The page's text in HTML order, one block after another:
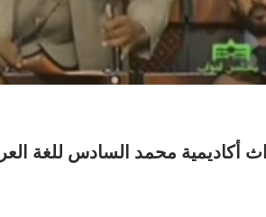
أكاديمية محمد السادس للغة